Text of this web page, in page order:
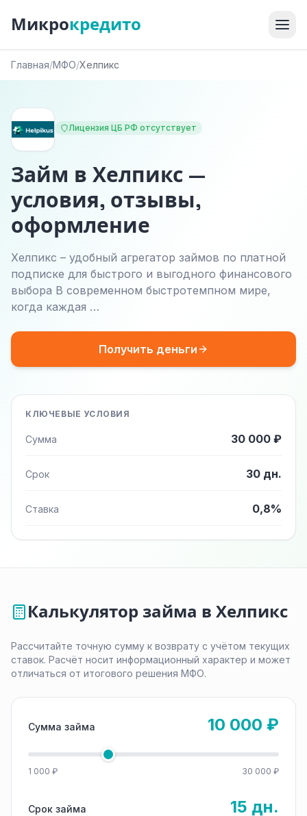
Микрокредито
Главная/МФО/Хелпикс
Лицензия ЦБ РФ отсутствует
Займ в Хелпикс —
условия, отзывы,
оформление
Хелпикс – удобный агрегатор займов по платной
подписке для быстрого и выгодного финансового
выбора В современном быстротемпном мире,
когда каждая …
Получить деньги
КЛЮЧЕВЫЕ УСЛОВИЯ
Сумма 30 000 ₽
Срок 30 дн.
Ставка 0,8%
Калькулятор займа в Хелпикс
Рассчитайте точную сумму к возврату с учётом текущих
ставок. Расчёт носит информационный характер и может
отличаться от итогового решения МФО.
Сумма займа 10 000 ₽
1 000 ₽ 30 000 ₽
Срок займа 15 дн.